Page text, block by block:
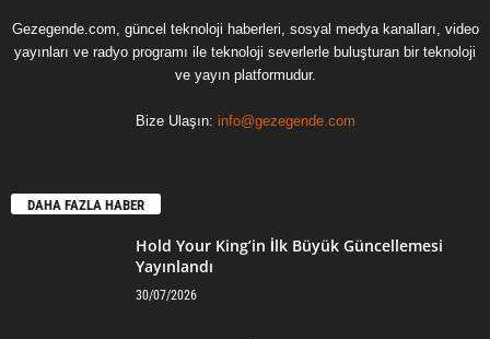
Gezegende.com, güncel teknoloji haberleri, sosyal medya kanalları, video
yayınları ve radyo programı ile teknoloji severlerle buluşturan bir teknoloji
ve yayın platformudur.
Bize Ulaşın: info@gezegende.com
DAHA FAZLA HABER
Hold Your King’in İlk Büyük Güncellemesi
Yayınlandı
30/07/2026